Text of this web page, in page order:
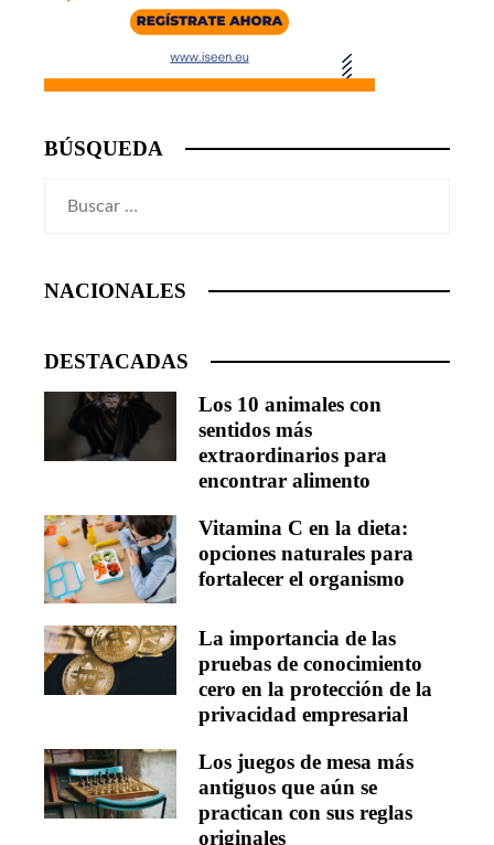
BÚSQUEDA
NACIONALES
DESTACADAS
Los 10 animales con
sentidos más
extraordinarios para
encontrar alimento
Vitamina C en la dieta:
opciones naturales para
fortalecer el organismo
La importancia de las
pruebas de conocimiento
cero en la protección de la
privacidad empresarial
Los juegos de mesa más
antiguos que aún se
practican con sus reglas
originales